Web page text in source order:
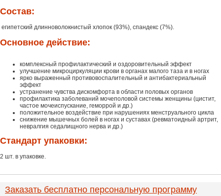
Состав:
египетский длинноволокнистый хлопок (93%), спандекс (7%).
Основное действие:
комплексный профилактический и оздоровительный эффект
улучшение микроциркуляции крови в органах малого таза и в ногах
ярко выраженный противовоспалительный и антибактериальный
эффект
устранение чувства дискомфорта в области половых органов
профилактика заболеваний мочеполовой системы женщины (цистит,
частое мочеиспускание, геморрой и др.)
положительное воздействие при нарушениях менструального цикла
снижение мышечных болей в ногах и суставах (ревматоидный артрит,
невралгия седалищного нерва и др.)
Стандарт упаковки:
2 шт. в упаковке.
Заказать бесплатно персональную программу